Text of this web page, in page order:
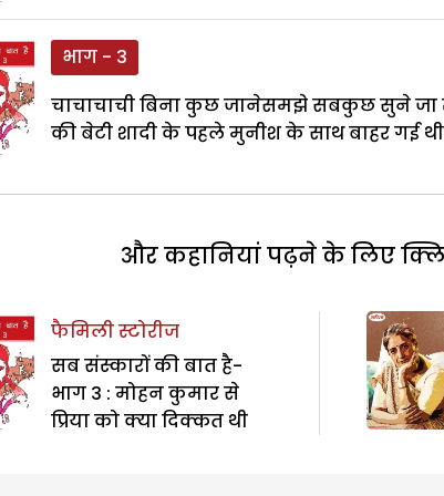
भाग - 3
चाचाचाची बिना कुछ जानेसमझे सबकुछ सुने
की बेटी शादी के पहले मुनीश के साथ बाहर गई
और कहानियां पढ़ने के लिए
फैमिली स्टोरीज
सब संस्कारों की बात है-
भाग 3 : मोहन कुमार से
प्रिया को क्या दिक्कत थी